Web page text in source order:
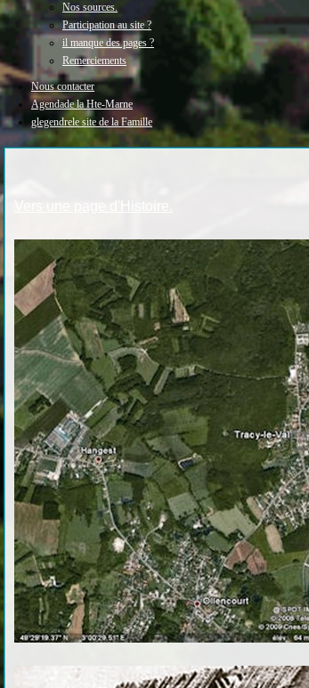
Nos sources.
Participation au site ?
il manque des pages ?
Remerciements
Nous contacter
Agendade la Hte-Marne
glegendrele site de la Famille